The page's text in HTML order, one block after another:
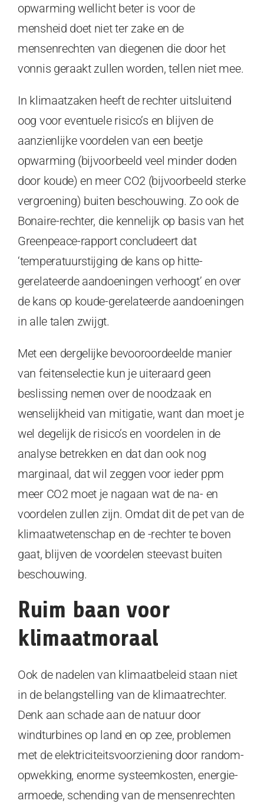
opwarming wellicht beter is voor de
mensheid doet niet ter zake en de
mensenrechten van diegenen die door het
vonnis geraakt zullen worden, tellen niet mee.
In klimaatzaken heeft de rechter uitsluitend
oog voor eventuele risico’s en blijven de
aanzienlijke voordelen van een beetje
opwarming (bijvoorbeeld veel minder doden
door koude) en meer CO2 (bijvoorbeeld sterke
vergroening) buiten beschouwing. Zo ook de
Bonaire-rechter, die kennelijk op basis van het
Greenpeace-rapport concludeert dat
‘temperatuurstijging de kans op hitte-
gerelateerde aandoeningen verhoogt’ en over
de kans op koude-gerelateerde aandoeningen
in alle talen zwijgt.
Met een dergelijke bevooroordeelde manier
van feitenselectie kun je uiteraard geen
beslissing nemen over de noodzaak en
wenselijkheid van mitigatie, want dan moet je
wel degelijk de risico’s en voordelen in de
analyse betrekken en dat dan ook nog
marginaal, dat wil zeggen voor ieder ppm
meer CO2 moet je nagaan wat de na- en
voordelen zullen zijn. Omdat dit de pet van de
klimaatwetenschap en de -rechter te boven
gaat, blijven de voordelen steevast buiten
beschouwing.
Ruim baan voor
klimaatmoraal
Ook de nadelen van klimaatbeleid staan niet
in de belangstelling van de klimaatrechter.
Denk aan schade aan de natuur door
windturbines op land en op zee, problemen
met de elektriciteitsvoorziening door random-
opwekking, enorme systeemkosten, energie-
armoede, schending van de mensenrechten